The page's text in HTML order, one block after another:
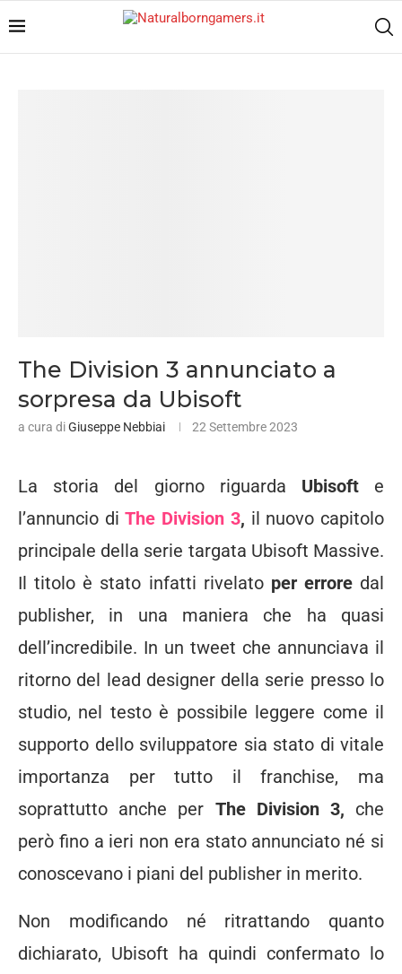
The Division 3 annunciato a
sorpresa da Ubisoft
a cura diGiuseppe Nebbiai 22 Settembre 2023
La storia del giorno riguarda Ubisoft e
l’annuncio diThe Division 3, il nuovo capitolo
principale della serie targata Ubisoft Massive.
Il titolo è stato infatti rivelato per errore dal
publisher, in una maniera che ha quasi
dell’incredibile. In un tweet che annunciava il
ritorno del lead designer della serie presso lo
studio, nel testo è possibile leggere come il
supporto dello sviluppatore sia stato di vitale
importanza per tutto il franchise, ma
soprattutto anche per The Division 3, che
però fino a ieri non era stato annunciato né si
conoscevano i piani del publisher in merito.
Non modificando né ritrattando quanto
dichiarato, Ubisoft ha quindi confermato lo